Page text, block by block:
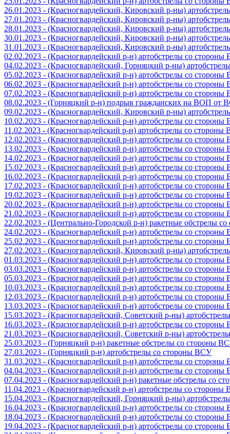
26.01.2023 - (Красногвардейский, Кировский р-ны)
27.01.2023 - (Красногвардейский, Кировский р-ны)
28.01.2023 - (Красногвардейский, Кировский р-ны)
30.01.2023 - (Красногвардейский, Кировский р-ны)
31.01.2023 - (Красногвардейский, Кировский р-ны)
02.02.2023 - (Красногвардейский р-н) артобстрелы со
04.02.2023 - (Красногвардейский, Горняцкий р-ны)
05.02.2023 - (Красногвардейский р-н) артобстрелы со
06.02.2023 - (Красногвардейский р-н) артобстрелы со
07.02.2023 - (Красногвардейский р-н) артобстрелы со
08.02.2023 - (Горняцкий р-н) подрыв гражданских на ВОП от
09.02.2023 - (Красногвардейский, Кировский р-ны)
10.02.2023 - (Красногвардейский р-н) артобстрелы со
11.02.2023 - (Красногвардейский р-н) артобстрелы со стороны
12.02.2023 - (Красногвардейский р-н) артобстрелы со
13.02.2023 - (Красногвардейский р-н) артобстрелы со
14.02.2023 - (Красногвардейский р-н) артобстрелы со
15.02.2023 - (Красногвардейский р-н) артобстрелы со
16.02.2023 - (Красногвардейский р-н) артобстрелы со
17.02.2023 - (Красногвардейский р-н) артобстрелы со
19.02.2023 - (Красногвардейский р-н) артобстрелы со
20.02.2023 - (Красногвардейский р-н) артобстрелы со
21.02.2023 - (Красногвардейский р-н) артобстрелы со
22.02.2023 - (Центрально-Городской р-н) ракетные обстрелы
24.02.2023 - (Красногвардейский р-н) артобстрелы со
25.02.2023 - (Красногвардейский р-н) артобстрелы со
27.02.2023 - (Красногвардейский, Кировский р-ны)
01.03.2023 - (Красногвардейский р-н) артобстрелы со
03.03.2023 - (Красногвардейский р-н) артобстрелы со
05.03.2023 - (Красногвардейский р-н) артобстрелы со
10.03.2023 - (Красногвардейский р-н) артобстрелы со
12.03.2023 - (Красногвардейский р-н) артобстрелы со
13.03.2023 - (Красногвардейский р-н) артобстрелы со
15.03.2023 - (Красногвардейский, Советский р-ны)
16.03.2023 - (Красногвардейский р-н) артобстрелы со
21.03.2023 - (Красногвардейский, Советский р-ны)
25.03.2023 - (Горняцкий р-н) ракетные обстрелы со стороны
27.03.2023 - (Горняцкий р-н) артобстрелы со стороны ВСУ
31.03.2023 - (Красногвардейский р-н) артобстрелы со
04.04.2023 - (Красногвардейский р-н) артобстрелы со
07.04.2023 - (Красногвардейский р-н) ракетные обстрелы со
11.04.2023 - (Красногвардейский р-н) артобстрелы со стороны
15.04.2023 - (Красногвардейский, Горняцкий р-ны)
16.04.2023 - (Красногвардейский р-н) артобстрелы со
18.04.2023 - (Красногвардейский р-н) артобстрелы со
19.04.2023 - (Красногвардейский р-н) артобстрелы со